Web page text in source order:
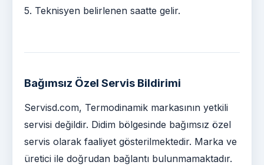
5. Teknisyen belirlenen saatte gelir.
Bağımsız Özel Servis Bildirimi
Servisd.com, Termodinamik markasının yetkili
servisi değildir. Didim bölgesinde bağımsız özel
servis olarak faaliyet gösterilmektedir. Marka ve
üretici ile doğrudan bağlantı bulunmamaktadır.